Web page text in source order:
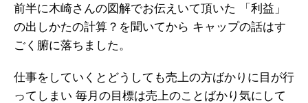
前半に木崎さんの図解でお伝えいて頂いた
「利益」
の出しかたの計算？を聞いてから キャップの話はす
ごく腑に落ちました。
仕事をしていくとどうしても売上の方ばかりに目が行
ってしまい 毎月の目標は売上のことばかり気にして